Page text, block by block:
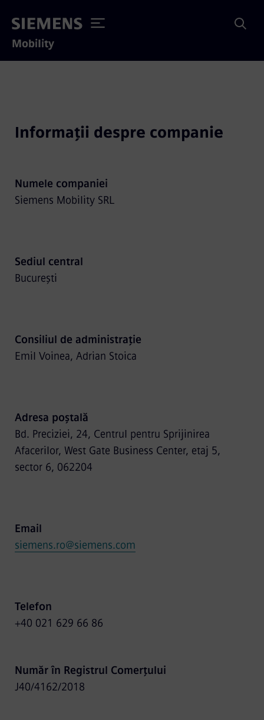
Mobility
Informații despre companie
Numele companiei
Siemens Mobility SRL
Sediul central
București
Consiliul de administrație
Emil Voinea, Adrian Stoica
Adresa poștală
Bd. Preciziei, 24, Centrul pentru Sprijinirea
Afacerilor, West Gate Business Center, etaj 5,
sector 6, 062204
Email
siemens.ro@siemens.com
Telefon
+40 021 629 66 86
Număr în Registrul Comerțului
J40/4162/2018